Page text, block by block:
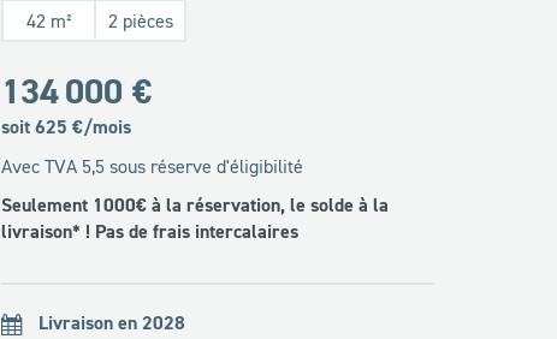
42 m² 2 pièces
134 000 €
soit625 €/mois
Avec TVA 5,5 sous réserve d'éligibilité
Seulement 1000€ à la réservation, le solde à la
livraison* ! Pas de frais intercalaires
Livraison en 2028